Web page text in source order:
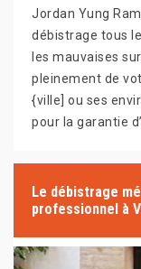
Jordan Yung
débistrage tous
les mauvaises
pleinement de
{ville] ou ses
pour la garantie
Le débistrage
professionnel à